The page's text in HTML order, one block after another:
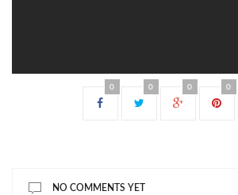
0 0 0 0
NO COMMENTS YET